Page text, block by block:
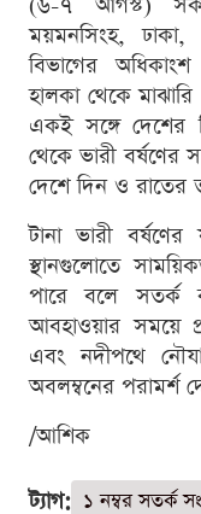
ময়মনসিংহ, ঢাকা,
বিভাগের
হালকা থেকে মাঝারি
একই সঙ্গে দেশের
থেকে ভারী বর্ষণের
দেশে দিন ও রাতের
টানা ভারী
স্থানগুলোতে
পারে বলে সতর্ক
আবহাওয়ার সময়ে
এবং নদীপথে
অবলম্বনের পরামর্শ
/আশিক
ট্যাগ: ১ নম্বর সতর্ক